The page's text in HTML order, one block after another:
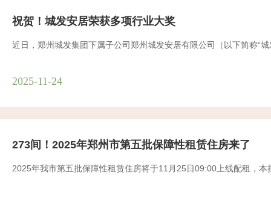
祝贺！城发安居荣获多项行业大奖
近日，郑州城发集团下属子公司郑州城发安居有限公司（以下简称“
2025-11-24
273间！2025年郑州市第五批保障性租赁住房来了
2025年我市第五批保障性租赁住房将于11月25日09:00上线配租，